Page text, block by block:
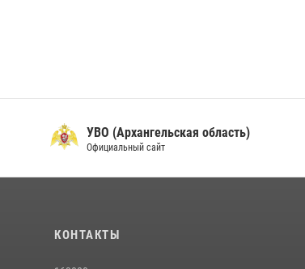
УВО (Архангельская область)
Официальный сайт
КОНТАКТЫ